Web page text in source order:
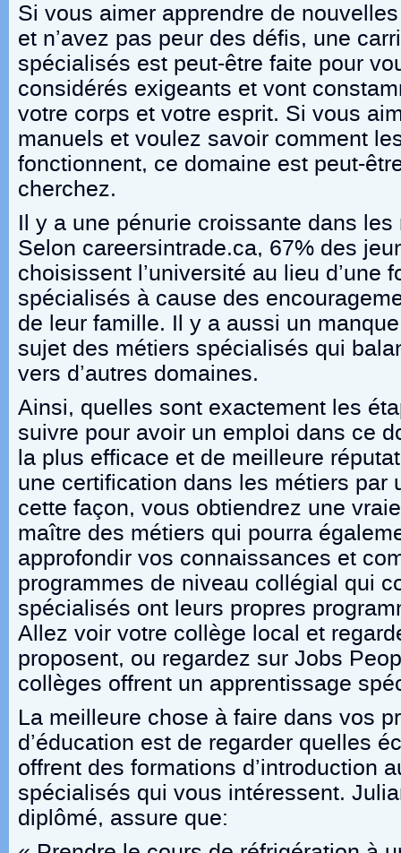
Si vous aimer apprendre de
et n’avez pas peur des défis, une
spécialisés est peut-être faite pour
considérés exigeants et vont
votre corps et votre esprit. Si vous
manuels et voulez savoir comment
fonctionnent, ce domaine est peut-
cherchez.
Il y a une pénurie croissante dans
Selon careersintrade.ca, 67% des
choisissent l’université au lieu d’une
spécialisés à cause des
de leur famille. Il y a aussi un
sujet des métiers spécialisés qui
vers d’autres domaines.
Ainsi, quelles sont exactement les
suivre pour avoir un emploi dans ce
la plus efficace et de meilleure
une certification dans les métiers par
cette façon, vous obtiendrez une
maître des métiers qui pourra
approfondir vos connaissances et
programmes de niveau collégial qui
spécialisés ont leurs propres
Allez voir votre collège local et
proposent, ou regardez sur Jobs
collèges offrent un apprentissage
La meilleure chose à faire dans vos
d’éducation est de regarder quelles
offrent des formations d’introduction
spécialisés qui vous intéressent.
diplômé, assure que: